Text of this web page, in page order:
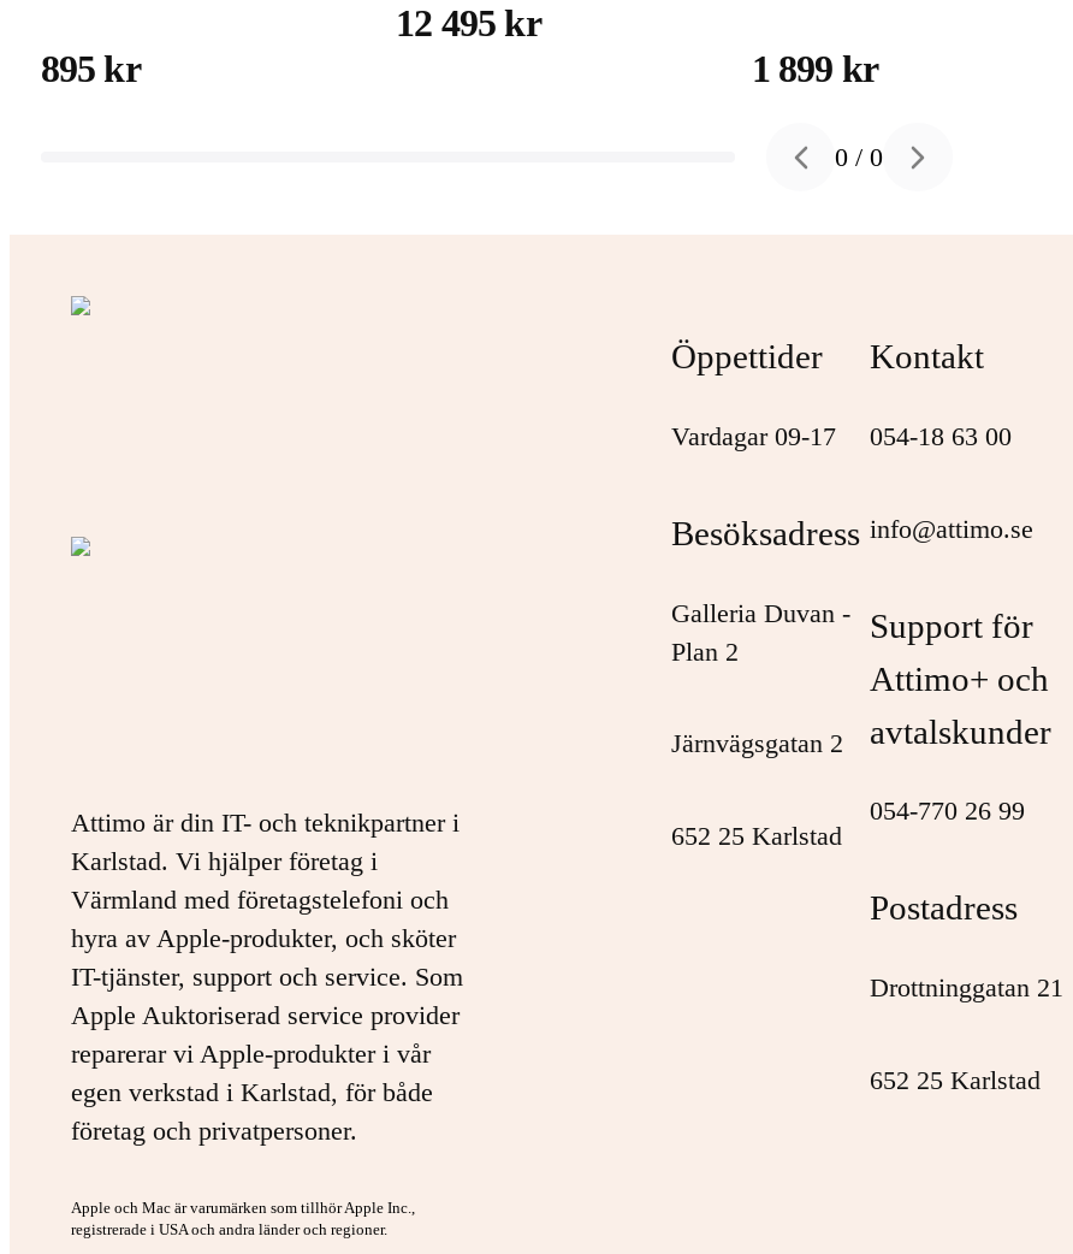
895 kr
12 495 kr
hårddisk 4 TB USB 3.2
1 899 kr
Previous slide
0 /0 Next slide
Attimo är din IT- och teknikpartner i
Karlstad. Vi hjälper företag i
Värmland med företagstelefoni och
hyra av Apple-produkter, och sköter
IT-tjänster, support och service. Som
Apple Auktoriserad service provider
reparerar vi Apple-produkter i vår
egen verkstad i Karlstad, för både
företag och privatpersoner.
Apple och Mac är varumärken som tillhör Apple Inc.,
registrerade i USA och andra länder och regioner.
Öppettider
Vardagar 09-17
Besöksadress
Galleria Duvan -
Plan 2
Järnvägsgatan 2
652 25 Karlstad
Kontakt
054-18 63 00
info@attimo.se
Support för
Attimo+ och
avtalskunder
054-770 26 99
Postadress
Drottninggatan 21
652 25 Karlstad